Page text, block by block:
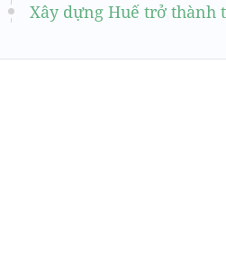
Xây dựng Huế trở thành